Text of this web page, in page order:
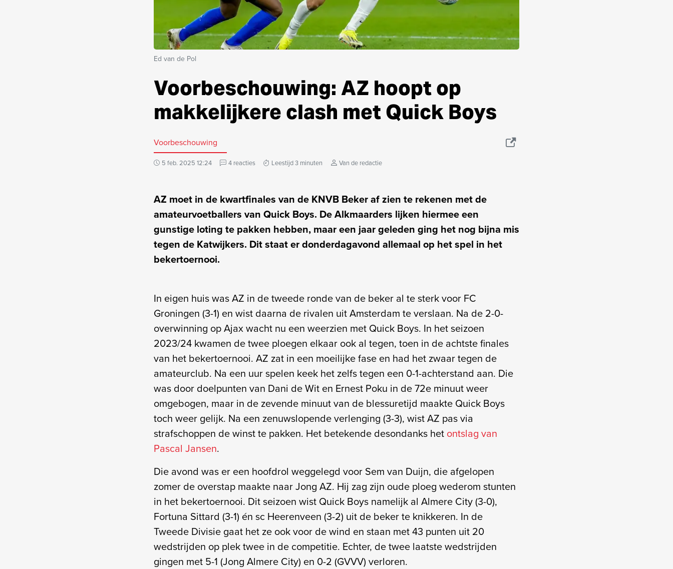
Ed van de Pol
Voorbeschouwing: AZ hoopt op
makkelijkere clash met Quick Boys
Voorbeschouwing
5 feb. 2025 12:24 4 reacties Leestijd 3 minuten Van de redactie
AZ moet in de kwartfinales van de KNVB Beker af zien te rekenen met de
amateurvoetballers van Quick Boys. De Alkmaarders lijken hiermee een
gunstige loting te pakken hebben, maar een jaar geleden ging het nog bijna mis
tegen de Katwijkers. Dit staat er donderdagavond allemaal op het spel in het
bekertoernooi.
In eigen huis was AZ in de tweede ronde van de beker al te sterk voor FC
Groningen (3-1) en wist daarna de rivalen uit Amsterdam te verslaan. Na de 2-0-
overwinning op Ajax wacht nu een weerzien met Quick Boys. In het seizoen
2023/24 kwamen de twee ploegen elkaar ook al tegen, toen in de achtste finales
van het bekertoernooi. AZ zat in een moeilijke fase en had het zwaar tegen de
amateurclub. Na een uur spelen keek het zelfs tegen een 0-1-achterstand aan. Die
was door doelpunten van Dani de Wit en Ernest Poku in de 72e minuut weer
omgebogen, maar in de zevende minuut van de blessuretijd maakte Quick Boys
toch weer gelijk. Na een zenuwslopende verlenging (3-3), wist AZ pas via
strafschoppen de winst te pakken. Het betekende desondanks het ontslag van
Pascal Jansen.
Die avond was er een hoofdrol weggelegd voor Sem van Duijn, die afgelopen
zomer de overstap maakte naar Jong AZ. Hij zag zijn oude ploeg wederom stunten
in het bekertoernooi. Dit seizoen wist Quick Boys namelijk al Almere City (3-0),
Fortuna Sittard (3-1) én sc Heerenveen (3-2) uit de beker te knikkeren. In de
Tweede Divisie gaat het ze ook voor de wind en staan met 43 punten uit 20
wedstrijden op plek twee in de competitie. Echter, de twee laatste wedstrijden
gingen met 5-1 (Jong Almere City) en 0-2 (GVVV) verloren.